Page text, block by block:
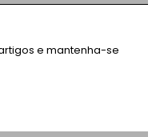
e mantenha-se